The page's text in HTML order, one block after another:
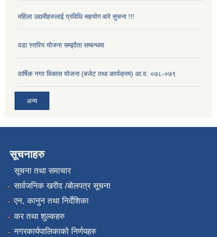
महिला उद्यमीहरुलाई प्रविधि सहयोग बारे सुचना !!!
वडा स्तरिय योजना सम्झौता सम्बन्धमा
वार्षिक नगर विकास योजना (बजेट तथा कार्यक्रम) आ.व. ०७८-०७९
अन्य
सूचनाहरु
सूचना तथा समाचार
सार्वजनिक खरीद /बोलपत्र सूचना
एन, कानुन तथा निर्देशिका
कर तथा शुल्कहरु
नगरकार्यपालिकाको निर्णयहरु